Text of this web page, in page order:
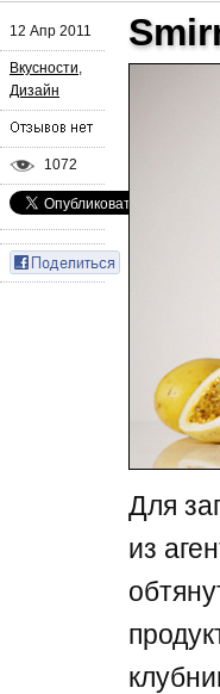
12 Апр 2011
Вкусности
Дизайн
1072
Для
из